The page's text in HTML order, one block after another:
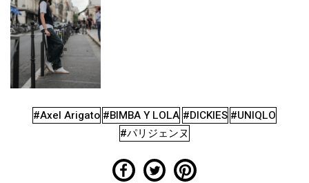
#Axel Arigato #BIMBA Y LOLA #DICKIES #UNIQLO
#パリジェンヌ